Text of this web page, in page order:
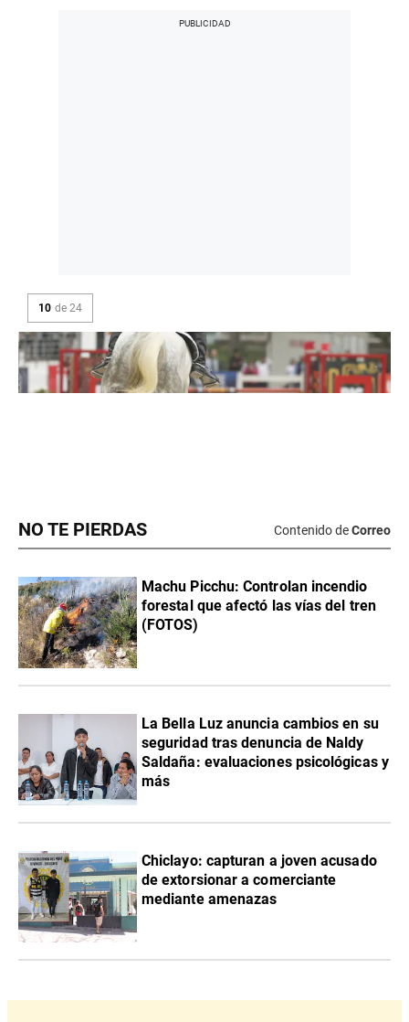
NO TE PIERDAS Contenido deCorreo
Machu Picchu: Controlan incendio
forestal que afectó las vías del tren
(FOTOS)
La Bella Luz anuncia cambios en su
seguridad tras denuncia de Naldy
Saldaña: evaluaciones psicológicas y
más
Chiclayo: capturan a joven acusado
de extorsionar a comerciante
mediante amenazas